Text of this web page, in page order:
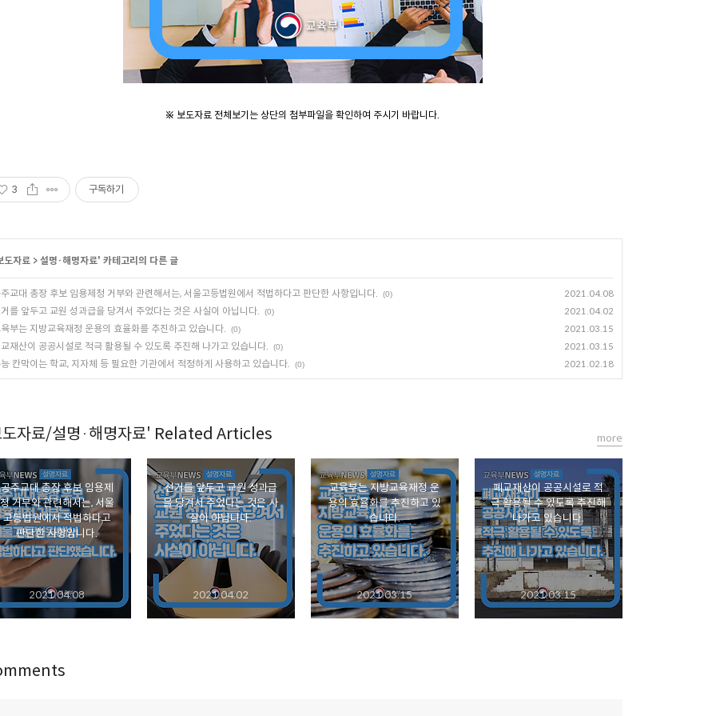
※ 보도자료 전체보기는 상단의 첨부파일을 확인하여 주시기 바랍니다.
3 구독하기
도자료> 설명·해명자료' 카테고리의 다른 글
교대 총장 후보 임용제청 거부와 관련해서는, 서울고등법원에서 적법하다고 판단한 사항입니다. (0) 2021.04.08
를 앞두고 교원 성과급을 당겨서 주었다는 것은 사실이 아닙니다. (0) 2021.04.02
부는 지방교육재정 운용의 효율화를 추진하고 있습니다. (0) 2021.03.15
재산이 공공시설로 적극 활용될 수 있도록 추진해 나가고 있습니다. (0) 2021.03.15
칸막이는 학교, 지자체 등 필요한 기관에서 적정하게 사용하고 있습니다. (0) 2021.02.18
자료/설명·해명자료' Related Articles
공주교대 총장 후보 임용제
청 거부와 관련해서는, 서울
고등법원에서 적법하다고
판단한 사항입니다.
2021.04.08
선거를 앞두고 교원 성과급
을 당겨서 주었다는 것은 사
실이 아닙니다.
2021.04.02
교육부는 지방교육재정 운
용의 효율화를 추진하고 있
습니다.
2021.03.15
폐교재산이 공공시설로 적
극 활용될 수 있도록 추진해
나가고 있습니다.
2021.03.15
more